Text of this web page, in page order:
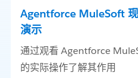
Agentforce MuleSoft
演示
通过观看 Agentforce
的实际操作了解其作用